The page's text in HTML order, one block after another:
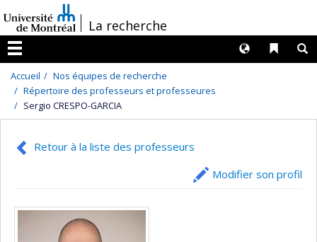
au
contenu
/La recherche
Menu
Liens
Langues
Accueil
Nos équipes de recherche
Répertoire des professeurs et professeures
Sergio CRESPO-GARCIA
Retour à la liste des professeurs
Modifier son profil